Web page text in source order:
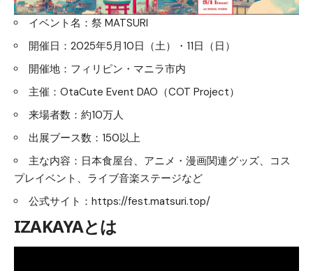
イベント名：祭 MATSURI
開催日：2025年5月10日（土）・11日（日）
開催地：フィリピン・マニラ市内
主催：OtaCute Event DAO（COT Project）
来場者数：約10万人
出展ブース数：150以上
主な内容：日本食屋台、アニメ・漫画関連グッズ、コス
プレイベント、ライブ音楽ステージなど
公式サイト： https://fest.matsuri.top/
IZAKAYAとは